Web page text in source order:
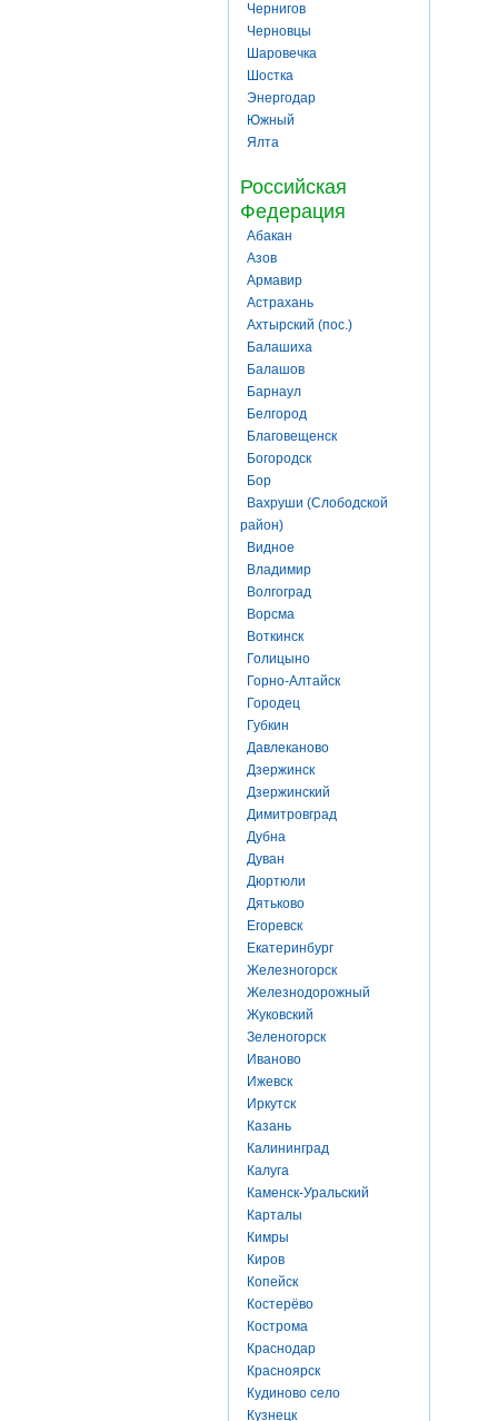
Чернигов
Черновцы
Шаровечка
Шостка
Энергодар
Южный
Ялта
Российская
Федерация
Абакан
Азов
Армавир
Астрахань
Ахтырский (пос.)
Балашиха
Балашов
Барнаул
Белгород
Благовещенск
Богородск
Бор
Вахруши (Слободской
район)
Видное
Владимир
Волгоград
Ворсма
Воткинск
Голицыно
Горно-Алтайск
Городец
Губкин
Давлеканово
Дзержинск
Дзержинский
Димитровград
Дубна
Дуван
Дюртюли
Дятьково
Егоревск
Екатеринбург
Железногорск
Железнодорожный
Жуковский
Зеленогорск
Иваново
Ижевск
Иркутск
Казань
Калининград
Калуга
Каменск-Уральский
Карталы
Кимры
Киров
Копейск
Костерёво
Кострома
Краснодар
Красноярск
Кудиново село
Кузнецк